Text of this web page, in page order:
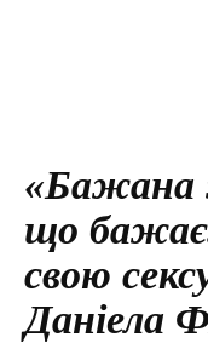
«Бажана
що
свою
Даніела